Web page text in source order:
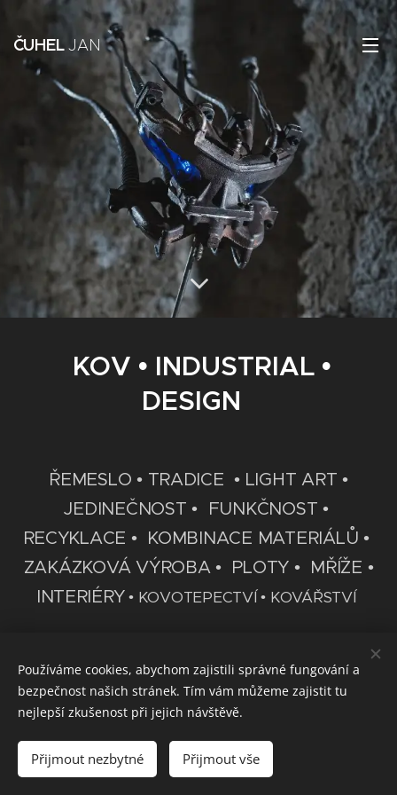
ČUHELJAN
KOV • INDUSTRIAL •
DESIGN
ŘEMESLO • TRADICE • LIGHT ART •
JEDINEČNOST • FUNKČNOST •
RECYKLACE • KOMBINACE MATERIÁLŮ •
ZAKÁZKOVÁ VÝROBA • PLOTY • MŘÍŽE •
INTERIÉRY• KOVOTEPECTVÍ • KOVÁŘSTVÍ
Vytvořeno službouWebnode
Používáme cookies, abychom zajistili správné fungování a
bezpečnost našich stránek. Tím vám můžeme zajistit tu
nejlepší zkušenost při jejich návštěvě.
Přijmout nezbytné Přijmout vše